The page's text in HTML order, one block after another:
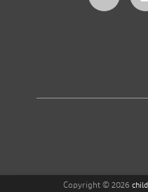
Copyright © 2026